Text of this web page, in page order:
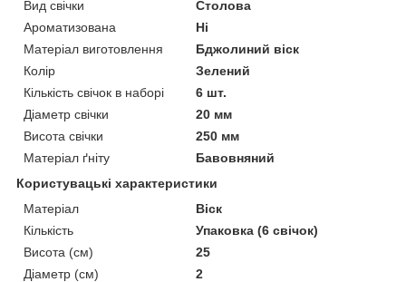
Вид свічки
Столова
Ароматизована
Ні
Матеріал виготовлення
Бджолиний віск
Колір
Зелений
Кількість свічок в наборі
6 шт.
Діаметр свічки
20 мм
Висота свічки
250 мм
Матеріал ґніту
Бавовняний
Користувацькі характеристики
Матеріал
Віск
Кількість
Упаковка (6 свічок)
Висота (см)
25
Діаметр (см)
2